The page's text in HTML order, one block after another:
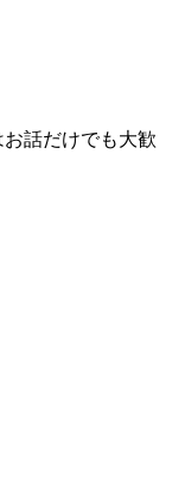
お話だけでも大歓